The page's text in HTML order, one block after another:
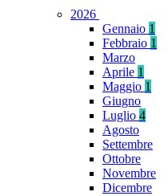
2026
Gennaio 1
Febbraio 1
Marzo
Aprile 1
Maggio 1
Giugno
Luglio 4
Agosto
Settembre
Ottobre
Novembre
Dicembre